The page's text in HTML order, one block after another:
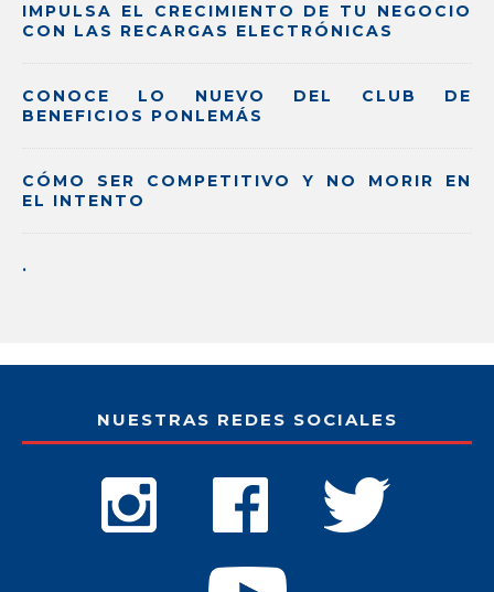
IMPULSA EL CRECIMIENTO DE TU NEGOCIO
CON LAS RECARGAS ELECTRÓNICAS
CONOCE LO NUEVO DEL CLUB DE
BENEFICIOS PONLEMÁS
CÓMO SER COMPETITIVO Y NO MORIR EN
EL INTENTO
.
NUESTRAS REDES SOCIALES